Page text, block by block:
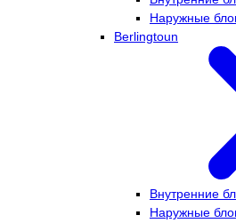
Наружные
Berlingtoun
Внутренние
Наружные